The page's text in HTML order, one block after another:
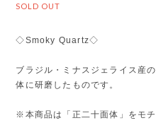
SOLD OUT
◇Smoky Quartz◇
ブラジル・ミナスジェライス産
体に研磨したものです。
※本商品は「正二十面体」をモ